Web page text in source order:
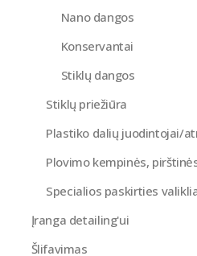
Nano dangos
Konservantai
Stiklų dangos
Stiklų priežiūra
Plastiko dalių juodintojai/
Plovimo kempinės,
Specialios paskirties
Įranga detailing'ui
Šlifavimas